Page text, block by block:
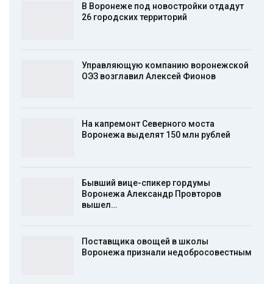
В Воронеже под новостройки отдадут
26 городских территорий
Управляющую компанию воронежской
ОЭЗ возглавил Алексей Фионов
На капремонт Северного моста
Воронежа выделят 150 млн рублей
Бывший вице-спикер гордумы
Воронежа Александр Провторов
вышел…
Поставщика овощей в школы
Воронежа признали недобросовестным